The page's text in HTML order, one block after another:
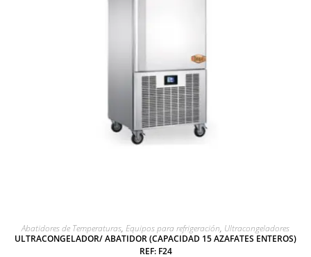
AGREGAR A COTIZACIÓN
Abatidores de Temperaturas, Equipos para refrigeración, Ultracongeladores
ULTRACONGELADOR/ ABATIDOR (CAPACIDAD 15 AZAFATES ENTEROS)
REF: F24